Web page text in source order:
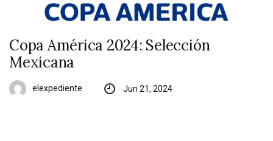
Copa América 2024: Selección
Mexicana
elexpediente Jun 21, 2024